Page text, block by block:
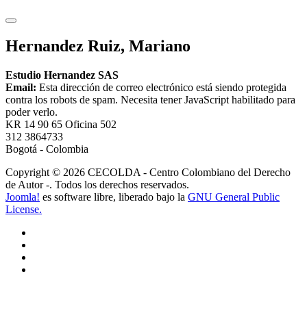
Hernandez Ruiz, Mariano
Estudio Hernandez SAS
Email: Esta dirección de correo electrónico está siendo protegida
contra los robots de spam. Necesita tener JavaScript habilitado para
poder verlo.
KR 14 90 65 Oficina 502
312 3864733
Bogotá - Colombia
Copyright © 2026 CECOLDA - Centro Colombiano del Derecho
de Autor -. Todos los derechos reservados.
Joomla! es software libre, liberado bajo la GNU General Public
License.